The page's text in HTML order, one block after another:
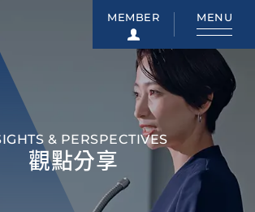
MEMBER MENU
& PERSPECTIVES
觀點分享